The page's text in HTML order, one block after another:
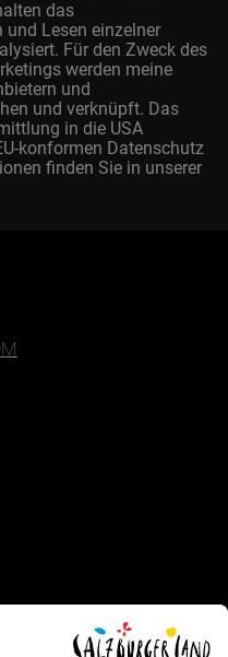
das
Lesen einzelner
Für den Zweck des
werden meine
und
und verknüpft. Das
in die USA
konformen Datenschutz
finden Sie in unserer